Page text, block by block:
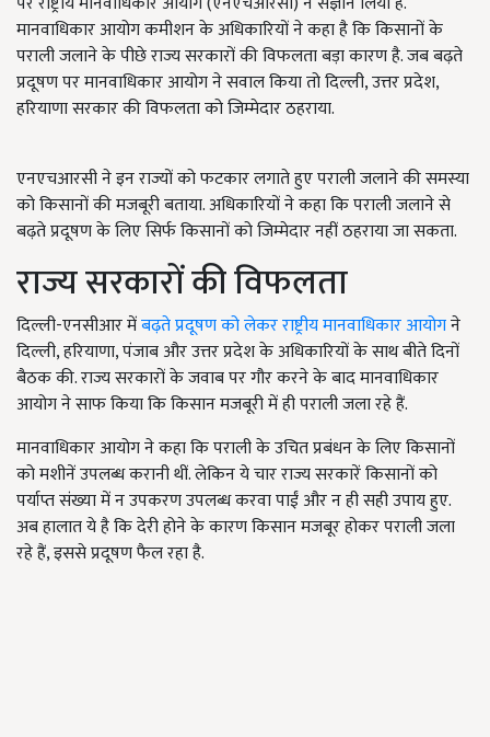
मानवाधिकार आयोग कमीशन के अधिकारियों ने कहा है कि किसानों के
पराली जलाने के पीछे राज्य सरकारों की विफलता बड़ा कारण है. जब बढ़ते
प्रदूषण पर मानवाधिकार आयोग ने सवाल किया तो दिल्ली, उत्तर प्रदेश,
हरियाणा सरकार की विफलता को जिम्मेदार ठहराया.
एनएचआरसी ने इन राज्यों को फटकार लगाते हुए पराली जलाने की समस्या
को किसानों की मजबूरी बताया. अधिकारियों ने कहा कि पराली जलाने से
बढ़ते प्रदूषण के लिए सिर्फ किसानों को जिम्मेदार नहीं ठहराया जा सकता.
राज्य सरकारों की विफलता
दिल्ली-एनसीआर मेंबढ़ते प्रदूषण को लेकर राष्ट्रीय मानवाधिकार आयोगने
दिल्ली, हरियाणा, पंजाब और उत्तर प्रदेश के अधिकारियों के साथ बीते दिनों
बैठक की. राज्य सरकारों के जवाब पर गौर करने के बाद मानवाधिकार
आयोग ने साफ किया कि किसान मजबूरी में ही पराली जला रहे हैं.
मानवाधिकार आयोग ने कहा कि पराली के उचित प्रबंधन के लिए किसानों
को मशीनें उपलब्ध करानी थीं. लेकिन ये चार राज्य सरकारें किसानों को
पर्याप्त संख्या में न उपकरण उपलब्ध करवा पाईं और न ही सही उपाय हुए.
अब हालात ये है कि देरी होने के कारण किसान मजबूर होकर पराली जला
रहे हैं, इससे प्रदूषण फैल रहा है.